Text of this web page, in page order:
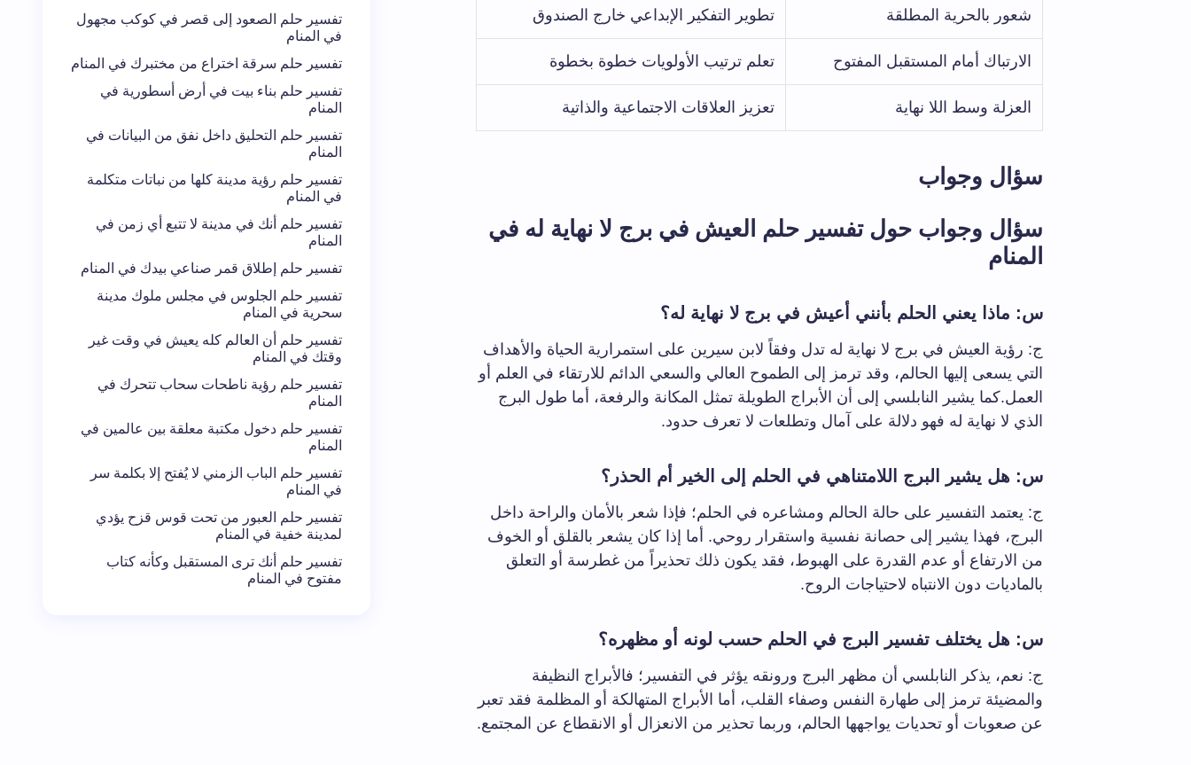
شعور بالحرية المطلقة تطوير التفكير الإبداعي خارج الصندوق
الارتباك أمام المستقبل المفتوح تعلم ترتيب الأولويات خطوة بخطوة
العزلة وسط اللا نهاية تعزيز العلاقات الاجتماعية والذاتية
سؤال وجواب
سؤال وجواب حول تفسير حلم العيش في برج لا نهاية له في
المنام
س: ماذا يعني الحلم بأنني أعيش في برج لا نهاية له؟
ج: رؤية العيش في برج لا نهاية له تدل وفقاً لابن سيرين على استمرارية الحياة والأهداف
التي يسعى إليها الحالم، وقد ترمز إلى الطموح العالي والسعي الدائم للارتقاء في العلم أو
العمل.كما يشير النابلسي إلى أن الأبراج الطويلة تمثل المكانة والرفعة، أما طول البرج
الذي لا نهاية له فهو دلالة على آمال وتطلعات لا تعرف حدود.
س: هل يشير البرج اللامتناهي في الحلم إلى الخير أم الحذر؟
ج: يعتمد التفسير على حالة الحالم ومشاعره في الحلم؛ فإذا شعر بالأمان والراحة داخل
البرج، فهذا يشير إلى حصانة نفسية واستقرار روحي. أما إذا كان يشعر بالقلق أو الخوف
من الارتفاع أو عدم القدرة على الهبوط، فقد يكون ذلك تحذيراً من غطرسة أو التعلق
بالماديات دون الانتباه لاحتياجات الروح.
س: هل يختلف تفسير البرج في الحلم حسب لونه أو مظهره؟
ج: نعم، يذكر النابلسي أن مظهر البرج ورونقه يؤثر في التفسير؛ فالأبراج النظيفة
والمضيئة ترمز إلى طهارة النفس وصفاء القلب، أما الأبراج المتهالكة أو المظلمة فقد تعبر
عن صعوبات أو تحديات يواجهها الحالم، وربما تحذير من الانعزال أو الانقطاع عن المجتمع.
تفسير حلم الصعود إلى قصر في كوكب مجهول
في المنام
تفسير حلم سرقة اختراع من مختبرك في المنام
تفسير حلم بناء بيت في أرض أسطورية في
المنام
تفسير حلم التحليق داخل نفق من البيانات في
المنام
تفسير حلم رؤية مدينة كلها من نباتات متكلمة
في المنام
تفسير حلم أنك في مدينة لا تتبع أي زمن في
المنام
تفسير حلم إطلاق قمر صناعي بيدك في المنام
تفسير حلم الجلوس في مجلس ملوك مدينة
سحرية في المنام
تفسير حلم أن العالم كله يعيش في وقت غير
وقتك في المنام
تفسير حلم رؤية ناطحات سحاب تتحرك في
المنام
تفسير حلم دخول مكتبة معلقة بين عالمين في
المنام
تفسير حلم الباب الزمني لا يُفتح إلا بكلمة سر
في المنام
تفسير حلم العبور من تحت قوس قزح يؤدي
لمدينة خفية في المنام
تفسير حلم أنك ترى المستقبل وكأنه كتاب
مفتوح في المنام